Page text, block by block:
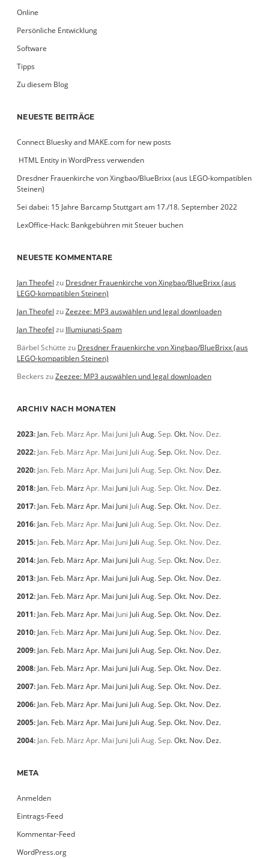
Online
Persönliche Entwicklung
Software
Tipps
Zu diesem Blog
NEUESTE BEITRÄGE
Connect Bluesky and MAKE.com for new posts
­ HTML Entity in WordPress verwenden
Dresdner Frauenkirche von Xingbao/BlueBrixx (aus LEGO-kompatiblen
Steinen)
Sei dabei: 15 Jahre Barcamp Stuttgart am 17./18. September 2022
LexOffice-Hack: Bankgebühren mit Steuer buchen
NEUESTE KOMMENTARE
Jan Theofel zu Dresdner Frauenkirche von Xingbao/BlueBrixx (aus
LEGO-kompatiblen Steinen)
Jan Theofel zuZeezee: MP3 auswählen und legal downloaden
Jan Theofel zu Illumiunati-Spam
Bärbel Schütte zu Dresdner Frauenkirche von Xingbao/BlueBrixx (aus
LEGO-kompatiblen Steinen)
Beckers zuZeezee: MP3 auswählen und legal downloaden
ARCHIV NACH MONATEN
2023: Jan. Feb. März Apr. Mai Juni Juli Aug.Sep.Okt. Nov. Dez.
2022: Jan. Feb. März Apr. Mai Juni Juli Aug.Sep.Okt. Nov. Dez.
2020: Jan. Feb. März Apr. Mai Juni Juli Aug.Sep.Okt. Nov. Dez.
2018: Jan. Feb. März Apr. Mai Juni Juli Aug.Sep.Okt. Nov. Dez.
2017: Jan. Feb. März Apr. Mai Juni Juli Aug.Sep.Okt. Nov. Dez.
2016: Jan. Feb. März Apr. Mai Juni Juli Aug.Sep.Okt. Nov. Dez.
2015: Jan. Feb. März Apr. Mai Juni Juli Aug.Sep.Okt. Nov. Dez.
2014: Jan. Feb. März Apr. Mai Juni Juli Aug.Sep.Okt. Nov. Dez.
2013: Jan. Feb. März Apr. Mai Juni Juli Aug.Sep.Okt. Nov. Dez.
2012: Jan. Feb. März Apr. Mai Juni Juli Aug.Sep.Okt. Nov. Dez.
2011: Jan. Feb. März Apr. Mai Juni Juli Aug.Sep.Okt. Nov. Dez.
2010: Jan. Feb. März Apr. Mai Juni Juli Aug.Sep.Okt. Nov. Dez.
2009: Jan. Feb. März Apr. Mai Juni Juli Aug.Sep.Okt. Nov. Dez.
2008: Jan. Feb. März Apr. Mai Juni Juli Aug.Sep.Okt. Nov. Dez.
2007: Jan. Feb. März Apr. Mai Juni Juli Aug.Sep.Okt. Nov. Dez.
2006: Jan. Feb. März Apr. Mai Juni Juli Aug.Sep.Okt. Nov. Dez.
2005: Jan. Feb. März Apr. Mai Juni Juli Aug.Sep.Okt. Nov. Dez.
2004: Jan. Feb. März Apr. Mai Juni Juli Aug.Sep.Okt. Nov. Dez.
META
Anmelden
Eintrags-Feed
Kommentar-Feed
WordPress.org